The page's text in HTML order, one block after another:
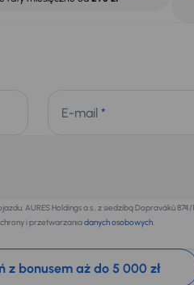
E-mail *
AURES Holdings a.s., z siedzibą Dopraváků
i przetwarzaniadanych osobowych.
z bonusem aż do 5 000 zł